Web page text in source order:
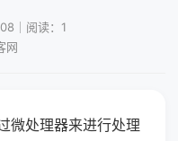
｜阅读：1
网
微处理器来进行处理